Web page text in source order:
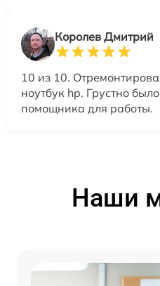
Королев Дмитрий
10 из 10.
ноутбук hp. Грустно
помощника для работы.
Наши